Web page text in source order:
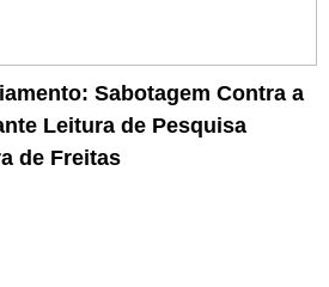
Sabotagem Contra a
Leitura de Pesquisa
de Freitas